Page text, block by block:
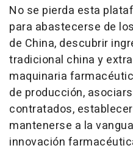
No se pierda esta
para abastecerse de
de China, descubrir
tradicional china y
maquinaria
de producción,
contratados,
mantenerse a la
innovación